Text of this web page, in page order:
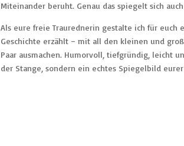
Miteinander beruht. Genau das spiegelt sich
Als eure freie Traurednerin gestalte ich für euch
Geschichte erzählt – mit all den kleinen und
Paar ausmachen. Humorvoll, tiefgründig, leicht
der Stange, sondern ein echtes Spiegelbild